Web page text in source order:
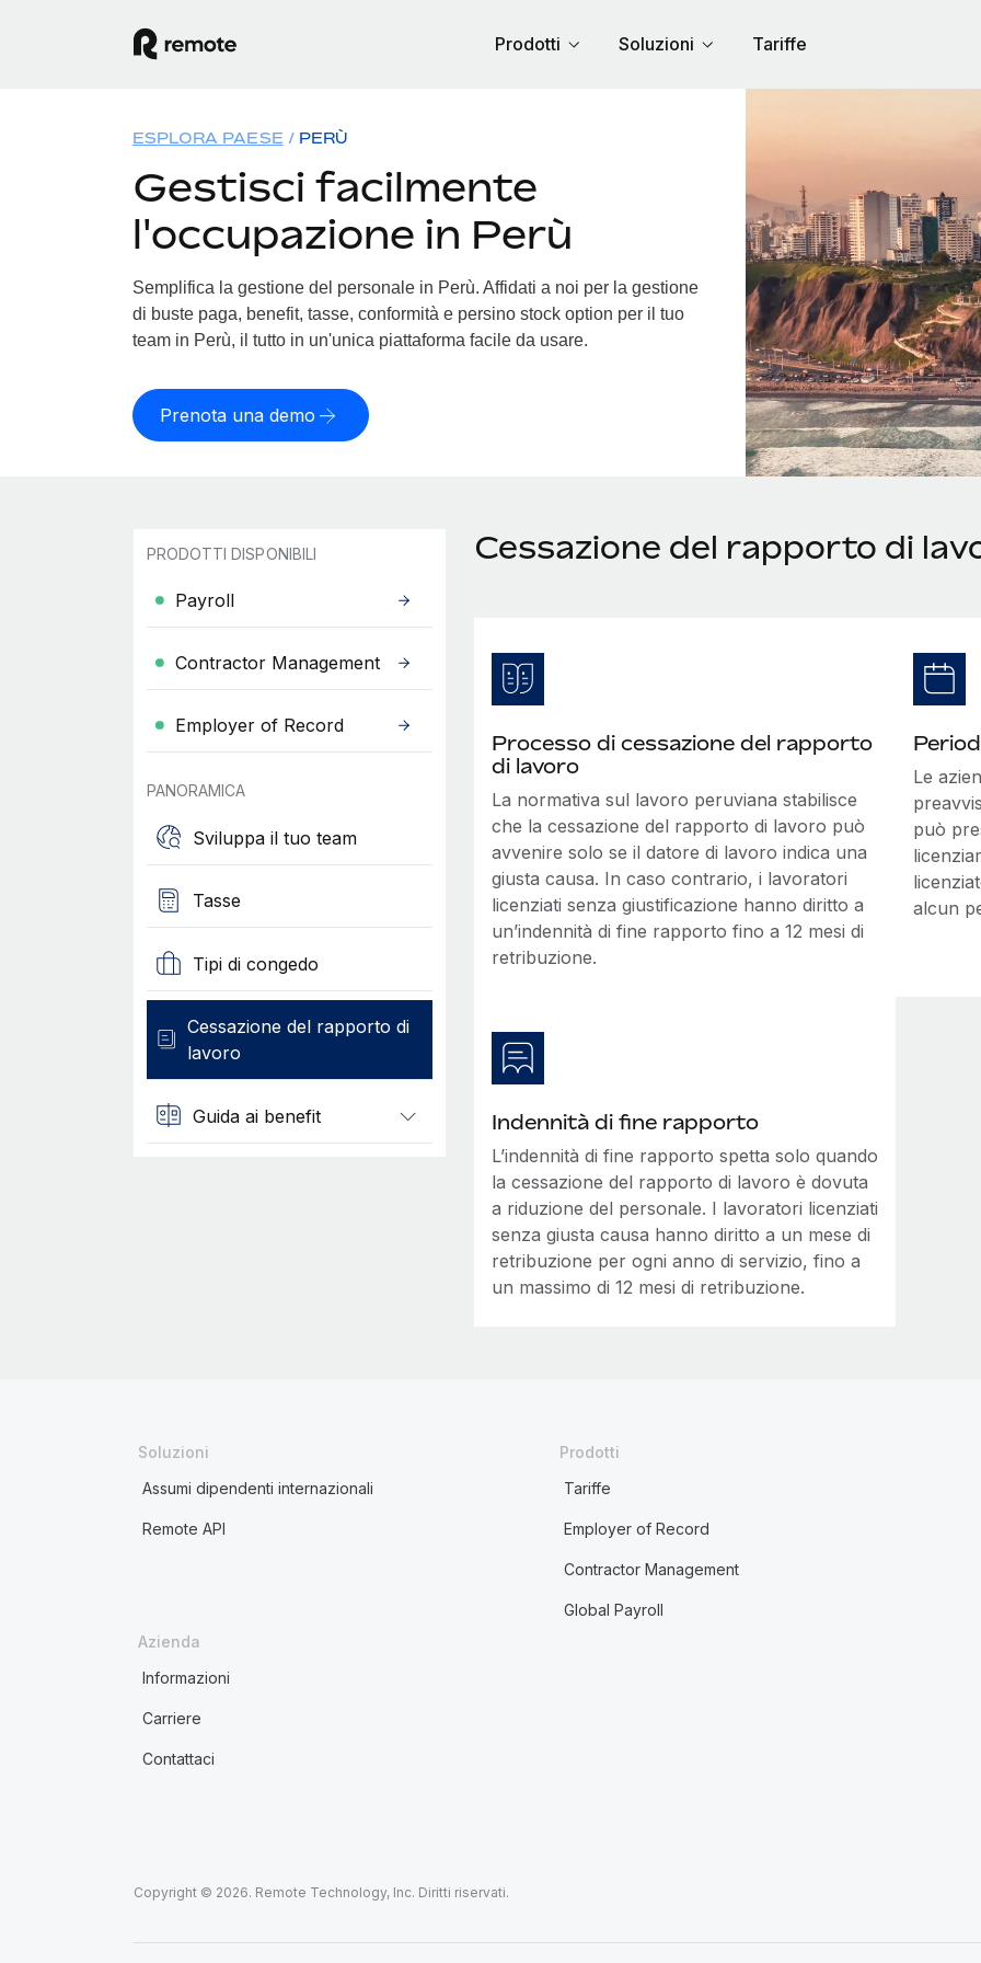
Prodotti Soluzioni Tariffe
ESPLORA PAESE PERÙ
Gestisci facilmente
l'occupazione in Perù
Semplifica la gestione del personale in Perù. Affidati a noi per la gestione
di buste paga, benefit, tasse, conformità e persino stock option per il tuo
team in Perù, il tutto in un'unica piattaforma facile da usare.
Prenota una demo
PRODOTTI DISPONIBILI
Payroll
Contractor Management
Employer of Record
PANORAMICA
Sviluppa il tuo team
Tasse
Tipi di congedo
Cessazione del rapporto di
lavoro
Guida ai benefit
Cessazione del rapporto di
Processo di cessazione del rapporto
di lavoro
La normativa sul lavoro peruviana stabilisce
che la cessazione del rapporto di lavoro può
avvenire solo se il datore di lavoro indica una
giusta causa. In caso contrario, i lavoratori
licenziati senza giustificazione hanno diritto a
un’indennità di fine rapporto fino a 12 mesi di
retribuzione.
Le
può
alcun
Indennità di fine rapporto
L’indennità di fine rapporto spetta solo quando
la cessazione del rapporto di lavoro è dovuta
a riduzione del personale. I lavoratori licenziati
senza giusta causa hanno diritto a un mese di
retribuzione per ogni anno di servizio, fino a
un massimo di 12 mesi di retribuzione.
Soluzioni
Assumi dipendenti internazionali
Remote API
Prodotti
Tariffe
Employer of Record
Contractor Management
Global Payroll
Azienda
Informazioni
Carriere
Contattaci
Copyright © 2026. Remote Technology, Inc. Diritti riservati.